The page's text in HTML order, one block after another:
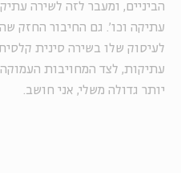
הביניים, ומעבר לזה לשירה
עתיקה וכו'. גם החיבור החזק
לעיסוק שלו בשירה סינית
עתיקות, לצד המחויבות
יותר גדולה משלי, אני חושב.